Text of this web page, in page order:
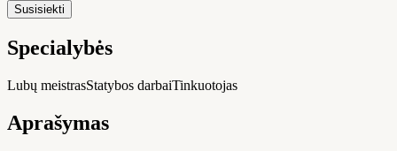
Susisiekti
Specialybės
Lubų meistrasStatybos darbaiTinkuotojas
Aprašymas